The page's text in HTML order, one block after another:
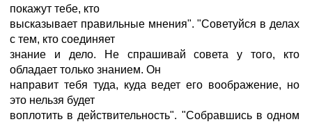
покажут тебе, кто
высказывает правильные мнения". "Советуйся в делах
с тем, кто соединяет
знание и дело. Не спрашивай совета у того, кто
обладает только знанием. Он
направит тебя туда, куда ведет его воображение, но
это нельзя будет
воплотить в действительность". "Собравшись в одном